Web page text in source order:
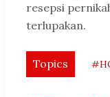
resepsi
terlupakan.
Topics